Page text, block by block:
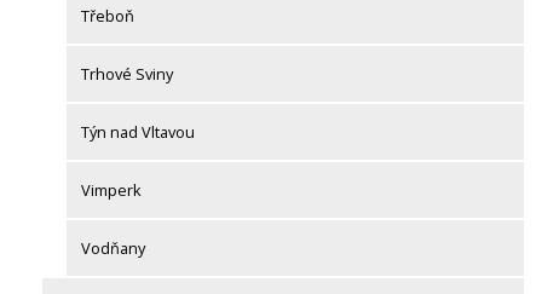
Třeboň
Trhové Sviny
Týn nad Vltavou
Vimperk
Vodňany